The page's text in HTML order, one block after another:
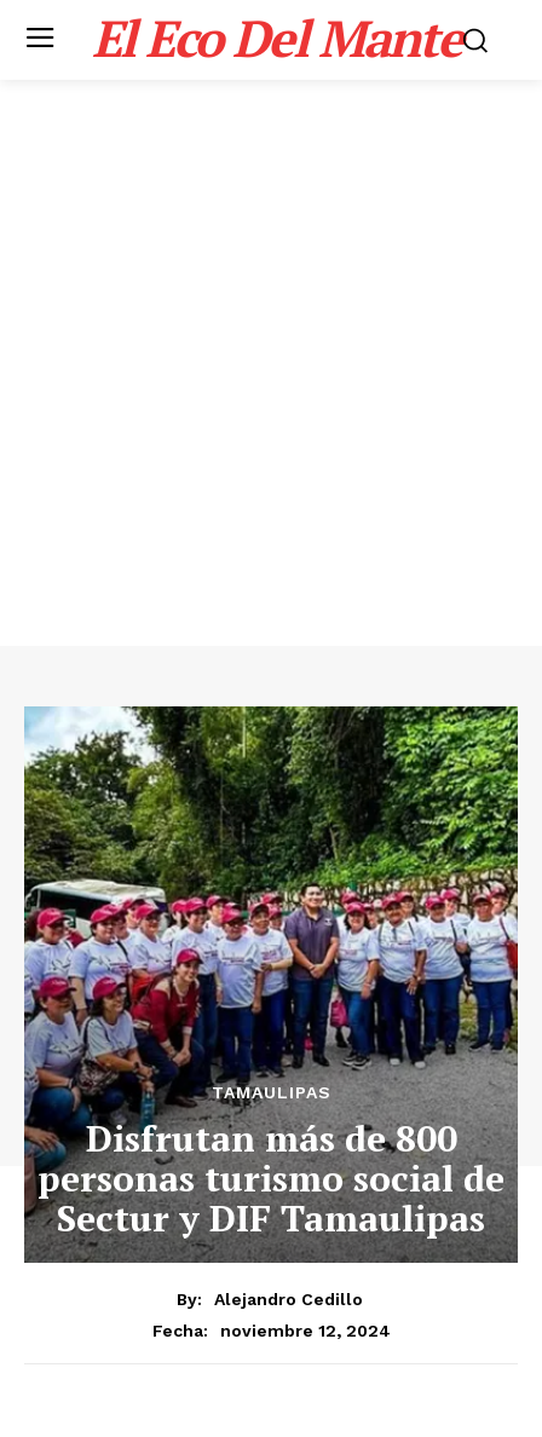
El Eco Del Mante
TAMAULIPAS
Disfrutan más de 800
personas turismo social de
Sectur y DIF Tamaulipas
By:
Alejandro Cedillo
Fecha:
noviembre 12, 2024